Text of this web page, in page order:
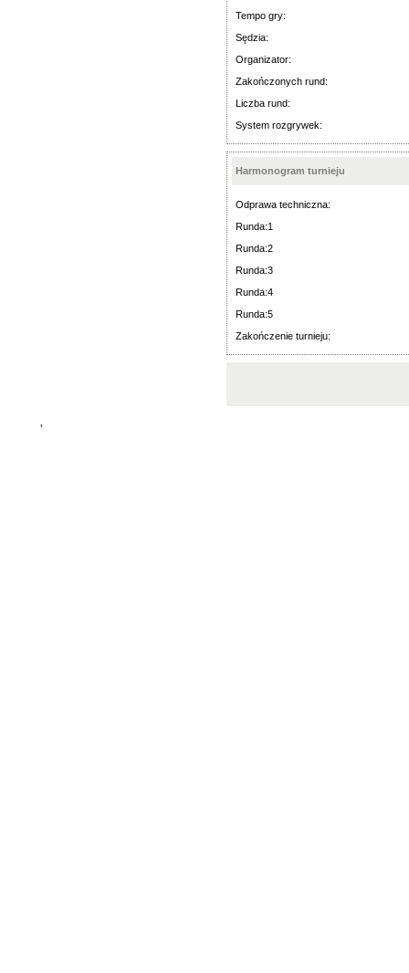
Tempo gry:
Sędzia:
Organizator:
Zakończonych rund:
Liczba rund:
System rozgrywek:
Harmonogram turnieju
Odprawa techniczna:
Runda:1
Runda:2
Runda:3
Runda:4
Runda:5
Zakończenie turnieju:
'